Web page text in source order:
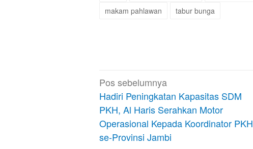
makam pahlawan
tabur bunga
Navigasi
pos
Pos sebelumnya
Hadiri Peningkatan Kapasitas SDM
PKH, Al Haris Serahkan Motor
Operasional Kepada Koordinator PKH
se-Provinsi Jambi